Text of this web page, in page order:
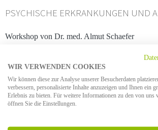
PSYCHISCHE ERKRANKUNGEN UND
Workshop von Dr. med. Almut Schaefer
Psychische Erkrankungen und
STATIONÄRE BEHANDLUNG VON
UND BULIMIA NERVOSA
WIR VERWENDEN COOKIES
Wir können diese zur Analyse unserer Besucherdaten
verbessern, personalisierte Inhalte anzuzeigen und Ihnen ein
Erlebnis zu bieten. Für weitere Informationen zu den von uns
öffnen Sie die Einstellungen.